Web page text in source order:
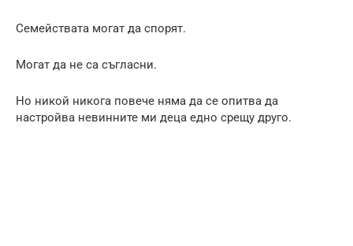
Семействата могат да спорят.
Могат да не са съгласни.
Но никой никога повече няма да се опитва да
настройва невинните ми деца едно срещу друго.